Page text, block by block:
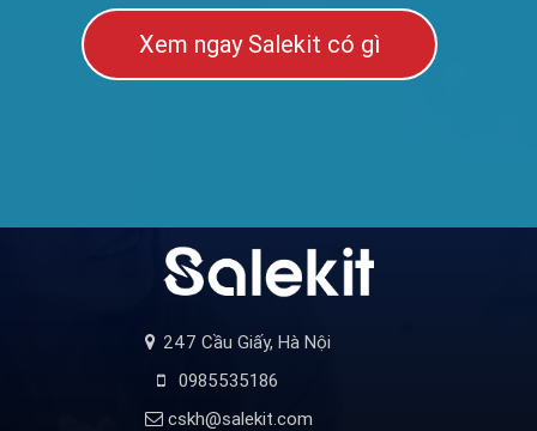
Xem ngay Salekit có gì
247 Cầu Giấy, Hà Nội
0985535186
cskh@salekit.com